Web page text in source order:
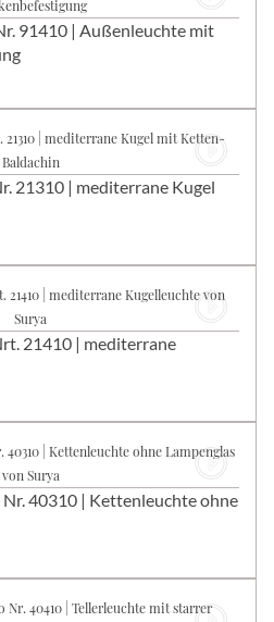
91410 | Außenleuchte mit
21310 | mediterrane Kugel
21410 | mediterrane
40310 | Kettenleuchte ohne